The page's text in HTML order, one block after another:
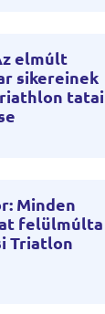
elmúlt
sikereinek
tatai
Minden
felülmúlta
Triatlon